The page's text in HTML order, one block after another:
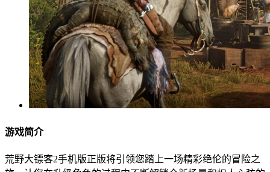
游戏简介
荒野大镖客2手机版正版将引领您踏上一场精彩绝伦的冒险之